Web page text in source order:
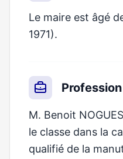
Le maire est âgé
1971).
M. Benoit
le classe dans la
qualifié de la